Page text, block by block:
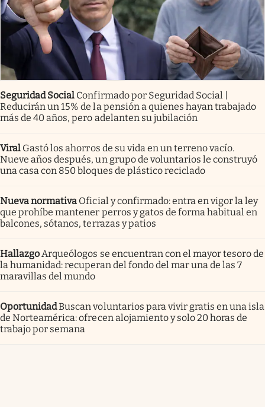
Seguridad Social Confirmado por Seguridad Social |
Reducirán un 15% de la pensión a quienes hayan trabajado
más de 40 años, pero adelanten su jubilación
Viral Gastó los ahorros de su vida en un terreno vacío.
Nueve años después, un grupo de voluntarios le construyó
una casa con 850 bloques de plástico reciclado
Nueva normativa Oficial y confirmado: entra en vigor la ley
que prohíbe mantener perros y gatos de forma habitual en
balcones, sótanos, terrazas y patios
Hallazgo Arqueólogos se encuentran con el mayor tesoro de
la humanidad: recuperan del fondo del mar una de las 7
maravillas del mundo
OportunidadBuscan voluntarios para vivir gratis en una isla
de Norteamérica: ofrecen alojamiento y solo 20 horas de
trabajo por semana